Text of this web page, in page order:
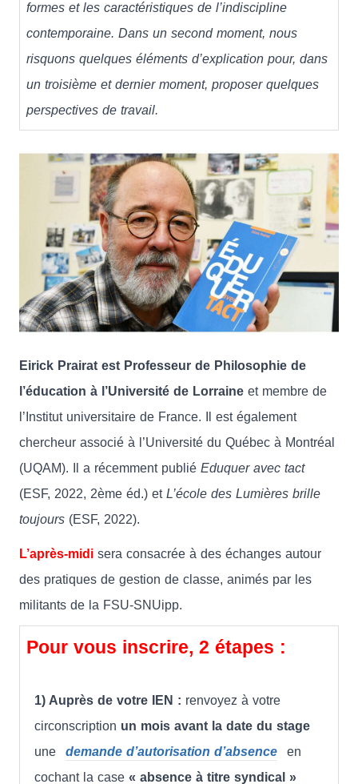
formes et les caractéristiques de l’indiscipline
contemporaine. Dans un second moment, nous
risquons quelques éléments d’explication pour, dans
un troisième et dernier moment, proposer quelques
perspectives de travail.
Eirick Prairat est Professeur de Philosophie de
l’éducation à l’Université de Lorraine et membre de
l’Institut universitaire de France. Il est également
chercheur associé à l’Université du Québec à Montréal
(UQAM). Il a récemment publié Eduquer avec tact
(ESF, 2022, 2ème éd.) et L’école des Lumières brille
toujours (ESF, 2022).
L’après-midi sera consacrée à des échanges autour
des pratiques de gestion de classe, animés par les
militants de la FSU-SNUipp.
Pour vous inscrire, 2 étapes :
1) Auprès de votre IEN : renvoyez à votre
circonscription un mois avant la date du stage
une
demande d’autorisation d’absence
en
cochant la case « absence à titre syndical »